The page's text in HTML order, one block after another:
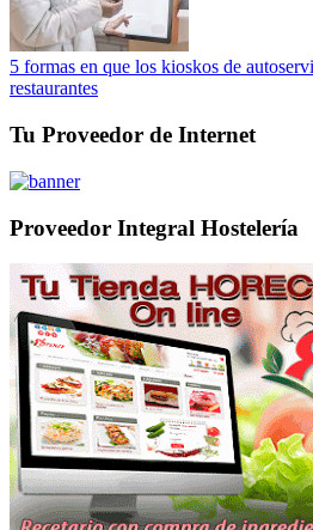
5 formas en que los kioskos de
restaurantes
Tu Proveedor de Internet
Proveedor Integral Hostelería